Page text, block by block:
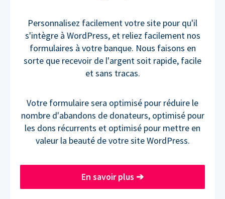
Personnalisez facilement votre site pour qu'il
s'intègre à WordPress, et reliez facilement nos
formulaires à votre banque. Nous faisons en
sorte que recevoir de l'argent soit rapide, facile
et sans tracas.
Votre formulaire sera optimisé pour réduire le
nombre d'abandons de donateurs, optimisé pour
les dons récurrents et optimisé pour mettre en
valeur la beauté de votre site WordPress.
En savoir plus ➔